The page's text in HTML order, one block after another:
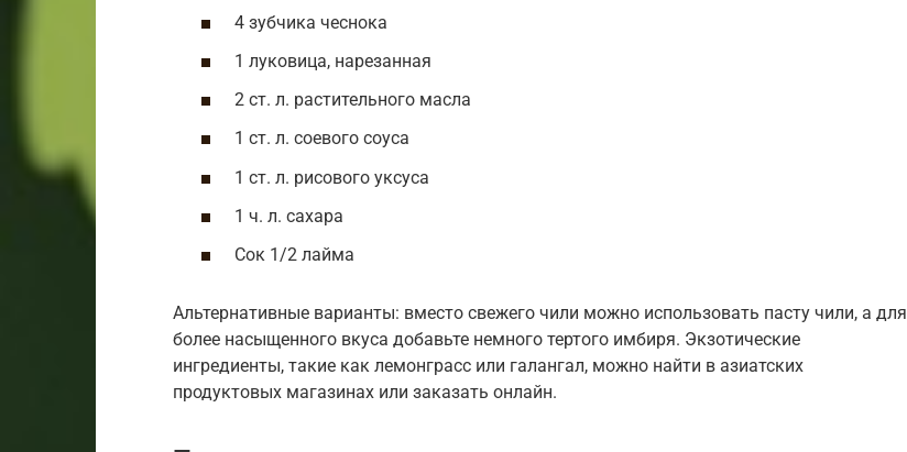
4 зубчика чеснока
1 луковица, нарезанная
2 ст. л. растительного масла
1 ст. л. соевого соуса
1 ст. л. рисового уксуса
1 ч. л. сахара
Сок 1/2 лайма
Альтернативные варианты: вместо свежего чили можно использовать пасту чили, а для
более насыщенного вкуса добавьте немного тертого имбиря. Экзотические
ингредиенты, такие как лемонграсс или галангал, можно найти в азиатских
продуктовых магазинах или заказать онлайн.